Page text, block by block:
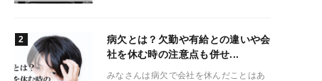
病欠とは？欠勤や有給との違いや会
社を休む時の注意点も併せ...
みなさんは病欠で会社を休んだことはあ